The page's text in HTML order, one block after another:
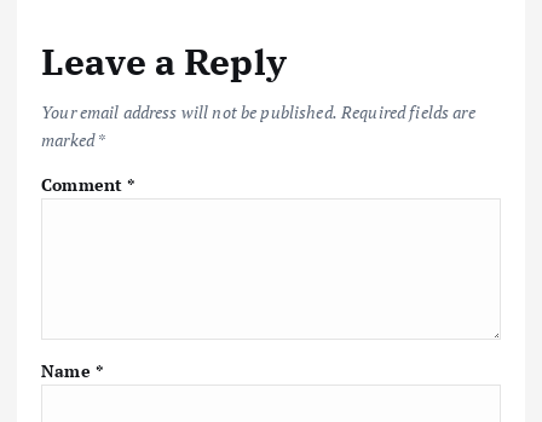
Leave a Reply
Your email address will not be published. Required fields are
marked*
Comment*
Name *